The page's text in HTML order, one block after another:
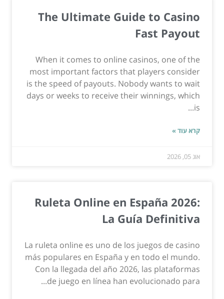
The Ultimate Guide to Casino
Fast Payout
When it comes to online casinos, one of the
most important factors that players consider
is the speed of payouts. Nobody wants to wait
days or weeks to receive their winnings, which
is...
קרא עוד »
אוג 05, 2026
Ruleta Online en España 2026:
La Guía Definitiva
La ruleta online es uno de los juegos de casino
más populares en España y en todo el mundo.
Con la llegada del año 2026, las plataformas
de juego en línea han evolucionado para...